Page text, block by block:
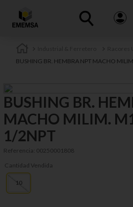
BUSHING BR. HEMBRA NPT MACHO
BUSHING BR.
MACHO MILIM.
1/2NPT
Referencia: 00250001808
Cantidad Vendida
10